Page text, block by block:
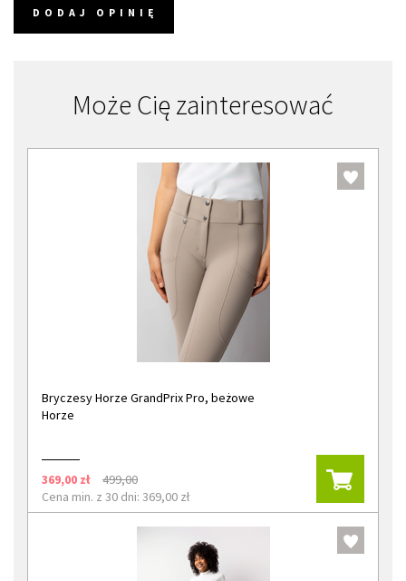
DODAJ OPINIĘ
Może Cię zainteresować
Bryczesy Horze GrandPrix Pro, beżowe
Horze
369,00 zł
499,00
Cena min. z 30 dni: 369,00 zł